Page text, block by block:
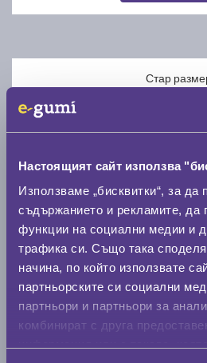
Настоящият сайт използва
Използваме „бисквитки“, за да
съдържанието и рекламите, да
функции на социални медии и
трафика си. Също така
начина, по който използвате
партньорските си социални
партньори и партньори за
комбинират с друга
Стар
Нов размер
Стар
0 мм.